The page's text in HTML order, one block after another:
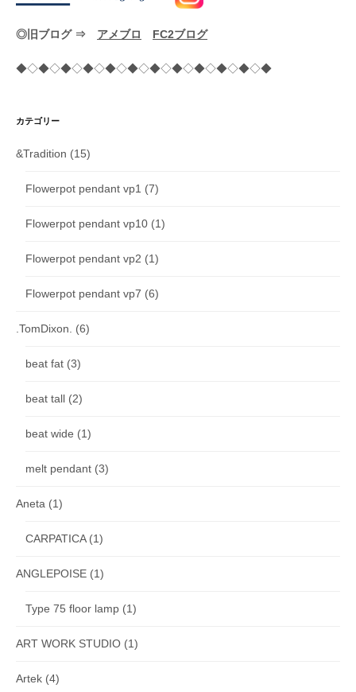
◎旧ブログ ⇒ アメブロ FC2ブログ
◆◇◆◇◆◇◆◇◆◇◆◇◆◇◆◇◆◇◆◇◆◇◆
カテゴリー
&Tradition (15)
Flowerpot pendant vp1 (7)
Flowerpot pendant vp10 (1)
Flowerpot pendant vp2 (1)
Flowerpot pendant vp7 (6)
.TomDixon. (6)
beat fat (3)
beat tall (2)
beat wide (1)
melt pendant (3)
Aneta (1)
CARPATICA(1)
ANGLEPOISE (1)
Type 75 floor lamp (1)
ART WORK STUDIO (1)
Artek (4)